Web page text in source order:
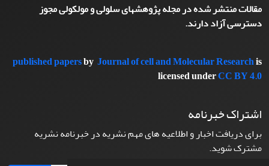
مقالات منتشر شده در مجله پژوهشهای سلولی و مولکولی مجوز
دسترسی آزاد دارند.
published papersby Journal of cell and Molecular Researchis
licensed underCC BY 4.0
اشتراک خبرنامه
برای دریافت اخبار و اطلاعیه های مهم نشریه در خبرنامه نشریه
مشترک شوید.